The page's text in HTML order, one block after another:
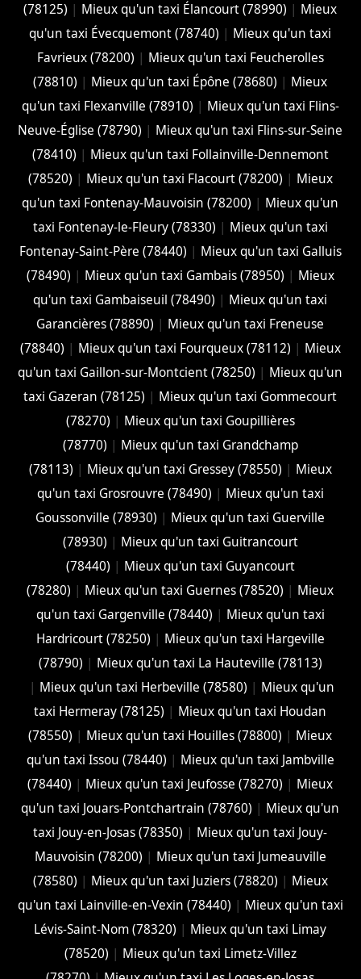
(78125) | Mieux qu'un taxi Élancourt (78990) | Mieux
qu'un taxi Évecquemont (78740) | Mieux qu'un taxi
Favrieux (78200) | Mieux qu'un taxi Feucherolles
(78810) | Mieux qu'un taxi Épône (78680) | Mieux
qu'un taxi Flexanville (78910) | Mieux qu'un taxi Flins-
Neuve-Église (78790) | Mieux qu'un taxi Flins-sur-Seine
(78410) | Mieux qu'un taxi Follainville-Dennemont
(78520) | Mieux qu'un taxi Flacourt (78200) | Mieux
qu'un taxi Fontenay-Mauvoisin (78200) | Mieux qu'un
taxi Fontenay-le-Fleury (78330) | Mieux qu'un taxi
Fontenay-Saint-Père (78440) | Mieux qu'un taxi Galluis
(78490) | Mieux qu'un taxi Gambais (78950) | Mieux
qu'un taxi Gambaiseuil (78490) | Mieux qu'un taxi
Garancières (78890) | Mieux qu'un taxi Freneuse
(78840) | Mieux qu'un taxi Fourqueux (78112) | Mieux
qu'un taxi Gaillon-sur-Montcient (78250) | Mieux qu'un
taxi Gazeran (78125) | Mieux qu'un taxi Gommecourt
(78270) | Mieux qu'un taxi Goupillières
(78770) | Mieux qu'un taxi Grandchamp
(78113) | Mieux qu'un taxi Gressey (78550) | Mieux
qu'un taxi Grosrouvre (78490) | Mieux qu'un taxi
Goussonville (78930) | Mieux qu'un taxi Guerville
(78930) | Mieux qu'un taxi Guitrancourt
(78440) | Mieux qu'un taxi Guyancourt
(78280) | Mieux qu'un taxi Guernes (78520) | Mieux
qu'un taxi Gargenville (78440) | Mieux qu'un taxi
Hardricourt (78250) | Mieux qu'un taxi Hargeville
(78790) | Mieux qu'un taxi La Hauteville (78113)
| Mieux qu'un taxi Herbeville (78580) | Mieux qu'un
taxi Hermeray (78125) | Mieux qu'un taxi Houdan
(78550) | Mieux qu'un taxi Houilles (78800) | Mieux
qu'un taxi Issou (78440) | Mieux qu'un taxi Jambville
(78440) | Mieux qu'un taxi Jeufosse (78270) | Mieux
qu'un taxi Jouars-Pontchartrain (78760) | Mieux qu'un
taxi Jouy-en-Josas (78350) | Mieux qu'un taxi Jouy-
Mauvoisin (78200) | Mieux qu'un taxi Jumeauville
(78580) | Mieux qu'un taxi Juziers (78820) | Mieux
qu'un taxi Lainville-en-Vexin (78440) | Mieux qu'un taxi
Lévis-Saint-Nom (78320) | Mieux qu'un taxi Limay
(78520) | Mieux qu'un taxi Limetz-Villez